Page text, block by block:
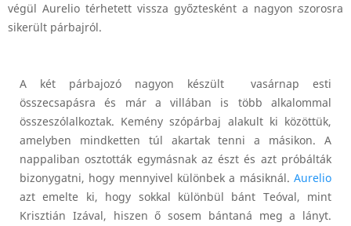
végül Aurelio térhetett vissza győztesként a nagyon szorosra
sikerült párbajról.
A két párbajozó nagyon készült vasárnap esti
összecsapásra és már a villában is több alkalommal
összeszólalkoztak. Kemény szópárbaj alakult ki közöttük,
amelyben mindketten túl akartak tenni a másikon. A
nappaliban osztották egymásnak az észt és azt próbálták
bizonygatni, hogy mennyivel különbek a másiknál. Aurelio
azt emelte ki, hogy sokkal különbül bánt Teóval, mint
Krisztián Izával, hiszen ő sosem bántaná meg a lányt.